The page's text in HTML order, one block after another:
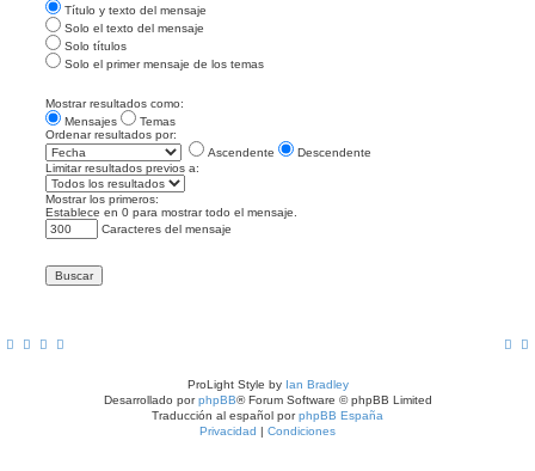
Título y texto del mensaje
Solo el texto del mensaje
Solo títulos
Solo el primer mensaje de los temas
Mostrar resultados como:
Mensajes
Temas
Ordenar resultados por:
Ascendente
Descendente
Limitar resultados previos a:
Mostrar los primeros:
Establece en 0 para mostrar todo el mensaje.
Caracteres del mensaje
ProLight Style by Ian Bradley
Desarrollado porphpBB® Forum Software © phpBB Limited
Traducción al español porphpBB España
Privacidad | Condiciones